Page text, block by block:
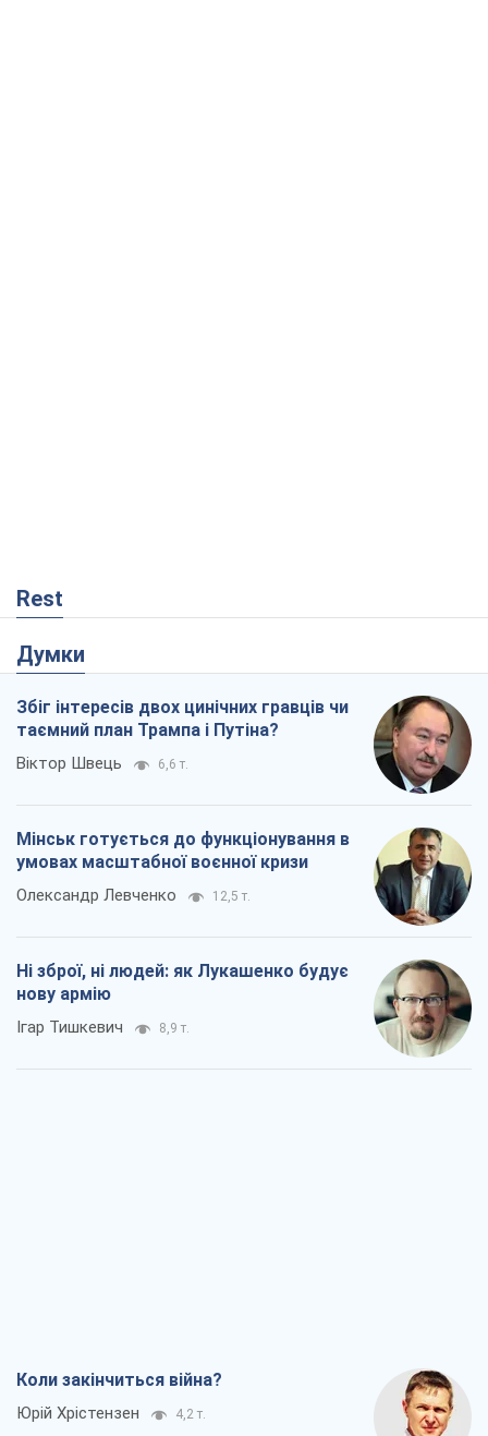
Rest
Думки
Збіг інтересів двох цинічних гравців чи
таємний план Трампа і Путіна?
Віктор Швець 6,6 т.
Мінськ готується до функціонування в
умовах масштабної воєнної кризи
Олександр Левченко 12,5 т.
Ні зброї, ні людей: як Лукашенко будує
нову армію
Ігар Тишкевич 8,9 т.
Коли закінчиться війна?
Юрій Хрістензен 4,2 т.